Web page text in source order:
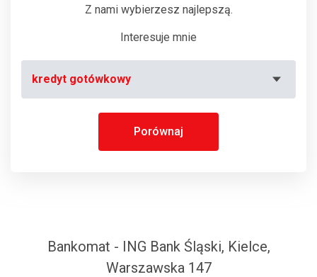
Z nami wybierzesz najlepszą.
Interesuje mnie
kredyt gotówkowy
Porównaj
Bankomat - ING Bank Śląski, Kielce,
Warszawska 147